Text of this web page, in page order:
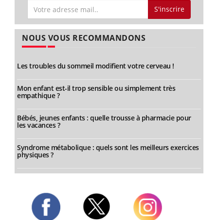
S'inscrire
NOUS VOUS RECOMMANDONS
Les troubles du sommeil modifient votre cerveau !
Mon enfant est-il trop sensible ou simplement très
empathique ?
Bébés, jeunes enfants : quelle trousse à pharmacie pour
les vacances ?
Syndrome métabolique : quels sont les meilleurs exercices
physiques ?